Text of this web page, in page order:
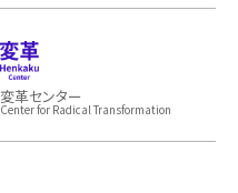
変革センター
Center for Radical Transformation